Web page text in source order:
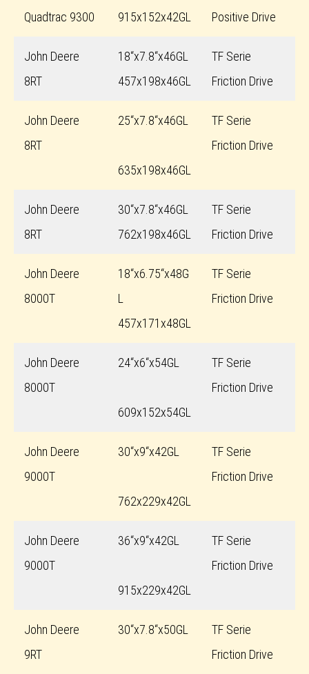
Quadtrac 9300
915x152x42GL
Positive Drive
John Deere
8RT
18“x7.8“x46GL
457x198x46GL
TF Serie
Friction Drive
John Deere
8RT
25“x7.8“x46GL
635x198x46GL
TF Serie
Friction Drive
John Deere
8RT
30“x7.8“x46GL
762x198x46GL
TF Serie
Friction Drive
John Deere
8000T
18“x6.75“x48G
L
457x171x48GL
TF Serie
Friction Drive
John Deere
8000T
24“x6“x54GL
609x152x54GL
TF Serie
Friction Drive
John Deere
9000T
30“x9“x42GL
762x229x42GL
TF Serie
Friction Drive
John Deere
9000T
36“x9“x42GL
915x229x42GL
TF Serie
Friction Drive
John Deere
9RT
30“x7.8“x50GL
TF Serie
Friction Drive